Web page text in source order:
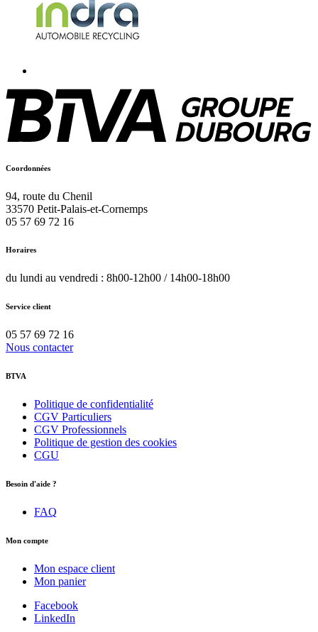
Coordonnées
94, route du Chenil
33570 Petit-Palais-et-Cornemps
05 57 69 72 16
Horaires
du lundi au vendredi : 8h00-12h00 / 14h00-18h00
Service client
05 57 69 72 16
Nous contacter
BTVA
Politique de confidentialité
CGV Particuliers
CGV Professionnels
Politique de gestion des cookies
CGU
Besoin d'aide ?
FAQ
Mon compte
Mon espace client
Mon panier
Facebook
LinkedIn